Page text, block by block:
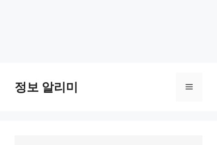
content정보 알리미 Menu